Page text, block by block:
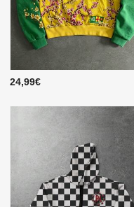
24,99€